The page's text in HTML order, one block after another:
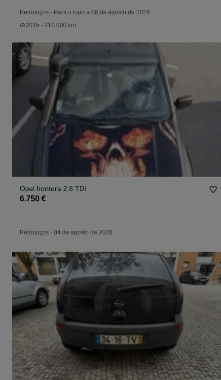
Pedrouços - Para o topo a 06 de agosto de 2026
2015 - 210.000 km
Opel frontera 2.8 TDI
6.750 €
Pedrouços - 04 de agosto de 2026